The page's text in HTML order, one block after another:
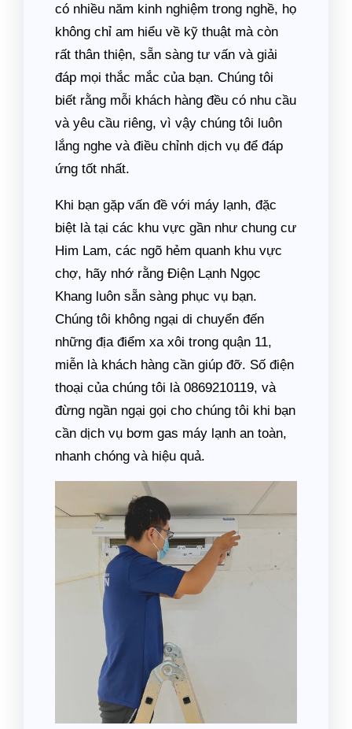
có nhiều năm kinh nghiệm trong nghề, họ
không chỉ am hiểu về kỹ thuật mà còn
rất thân thiện, sẵn sàng tư vấn và giải
đáp mọi thắc mắc của bạn. Chúng tôi
biết rằng mỗi khách hàng đều có nhu cầu
và yêu cầu riêng, vì vậy chúng tôi luôn
lắng nghe và điều chỉnh dịch vụ để đáp
ứng tốt nhất.
Khi bạn gặp vấn đề với máy lạnh, đặc
biệt là tại các khu vực gần như chung cư
Him Lam, các ngõ hẻm quanh khu vực
chợ, hãy nhớ rằng Điện Lạnh Ngọc
Khang luôn sẵn sàng phục vụ bạn.
Chúng tôi không ngại di chuyển đến
những địa điểm xa xôi trong quận 11,
miễn là khách hàng cần giúp đỡ. Số điện
thoại của chúng tôi là 0869210119, và
đừng ngần ngại gọi cho chúng tôi khi bạn
cần dịch vụ bơm gas máy lạnh an toàn,
nhanh chóng và hiệu quả.